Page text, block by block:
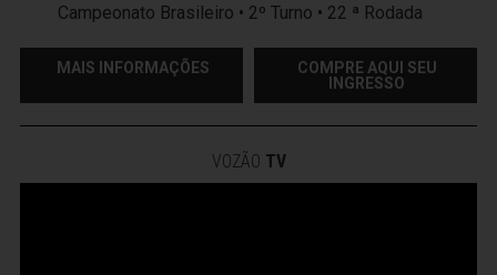
Campeonato Brasileiro • 2º Turno • 22 ª Rodada
MAIS INFORMAÇÕES
COMPRE AQUI SEU
INGRESSO
VOZÃO TV